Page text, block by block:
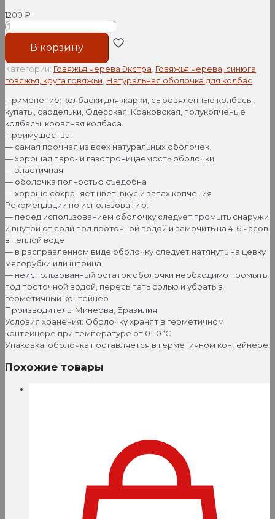
1200 ₽
Количество
товара
Черева
говяжья,
диаметр
46+
мм,
Экстра,
30
метров
В корзину
Категории: Говяжья черева Экстра, Говяжья черева, синюга
говяжья, круга говяжьи, Натуральная оболочка для колбас
Применение: колбаски для жарки, сыровяленные колбасы,
купаты, сардельки, Одесская, Краковская, полукопченые
колбасы, кровяная колбаса
Преимущества:
— самая прочная из всех натуральных оболочек
— хорошая паро- и газопроницаемость оболочки
— эластичная
— оболочка полностью съедобна
— хорошо сохраняет цвет, вкус и запах копчения
Рекомендации по использованию:
— перед использованием оболочку следует промыть снаружи
и внутри от соли под проточной водой и замочить на 4-6 часов
в теплой воде
— в расправленном виде оболочку следует натянуть на цевку
мясорубки или шприца
— неиспользованный остаток оболочки необходимо промыть
под проточной водой, пересыпать солью и убрать в
герметичный контейнер
Производитель: Минерва, Бразилия
Условия хранения: Оболочку хранят в герметичном
контейнере при температуре от 0-10 ‘С
Упаковка: оболочка поставляется в герметичном контейнере.
Похожие товары